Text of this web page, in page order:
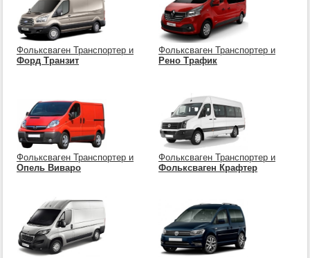
Фольксваген Транспортер и
Форд Транзит
Фольксваген Транспортер и
Рено Трафик
Фольксваген Транспортер и
Опель Виваро
Фольксваген Транспортер и
Фольксваген Крафтер